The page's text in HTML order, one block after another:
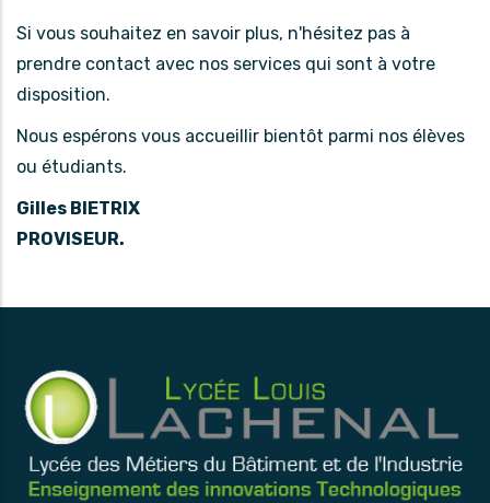
Si vous souhaitez en savoir plus, n'hésitez pas à
prendre contact avec nos services qui sont à votre
disposition.
Nous espérons vous accueillir bientôt parmi nos élèves
ou étudiants.
Gilles BIETRIX
PROVISEUR.